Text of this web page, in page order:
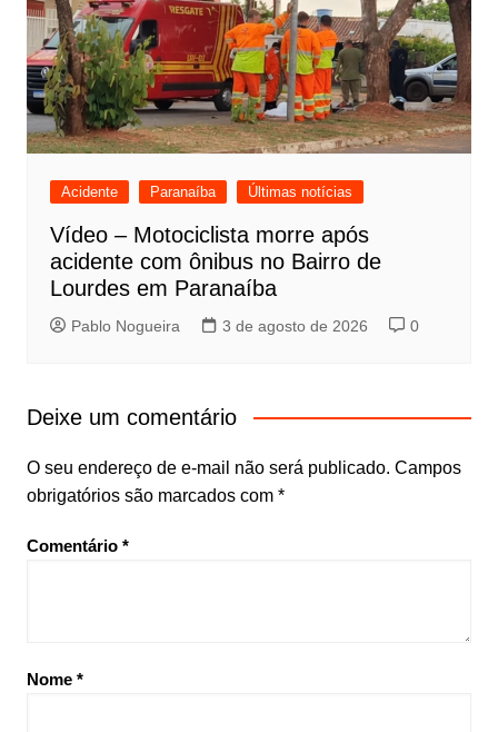
Acidente Paranaíba Últimas notícias
Vídeo – Motociclista morre após
acidente com ônibus no Bairro de
Lourdes em Paranaíba
Pablo Nogueira 3 de agosto de 2026 0
Deixe um comentário
O seu endereço de e-mail não será publicado. Campos
obrigatórios são marcados com *
Comentário *
Nome *